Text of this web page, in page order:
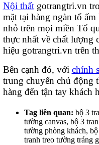
Nội thấtgotrangtri.vn
mặt tại hàng ngàn tổ
nhỏ trên mọi miền Tổ
thực nhất về chất lượng
hiệu gotrangtri.vn trên
Bên cạnh đó, với chính
trung chuyển chủ động
hàng đến tận tay khách
Tag liên quan: bộ 3
tường canvas, bộ 3
tường phòng khách,
tranh treo tường tráng